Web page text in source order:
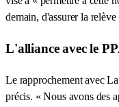
demain, d'assurer la relève
L'alliance avec le
Le rapprochement avec
précis. « Nous avons des